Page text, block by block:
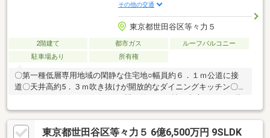
その他の交通
東京都世田谷区等々力５
2階建て 都市ガス
ルーフバルコニー
駐車場あり
所有権
〇第一種低層専用地域の閑静な住宅地○幅員約６．１ｍ公道に接
道〇天井高約5．３ｍ吹き抜けが開放的なダイニングキッチン〇ダ
も２階も明るい空間となっています〇GAGGENAU製のアイランド
キッチン〇ロフト付のパントリー（約３．８帖）〇２ボウル洗面
化粧台〇シューズインクローク、ウォークインクローゼット、納
東京都世田谷区等々力５ 6億6,500万円 9SLDK